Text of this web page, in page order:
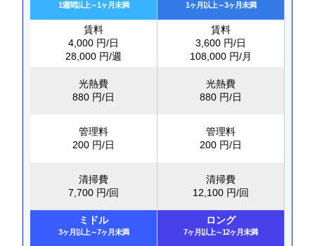
1週間以上～1ヶ月未満
賃料
4,000 円/日
28,000 円/週
光熱費
880 円/日
管理料
200 円/日
清掃費
7,700 円/回
1ヶ月以上～3ヶ月未満
賃料
3,600 円/日
108,000 円/月
光熱費
880 円/日
管理料
200 円/日
清掃費
12,100 円/回
ミドル
3ヶ月以上～7ヶ月未満
ロング
7ヶ月以上～12ヶ月未満